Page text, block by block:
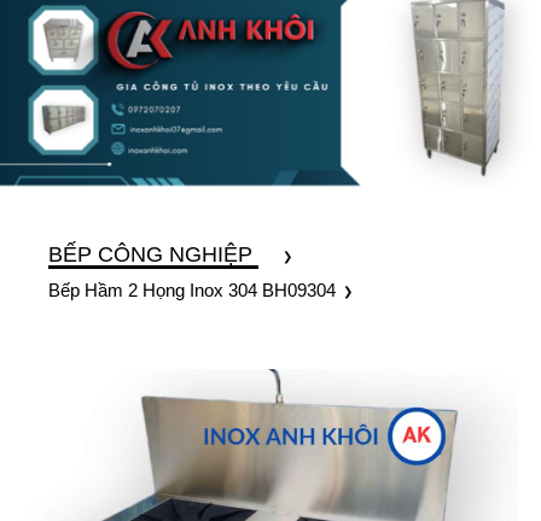
BẾP CÔNG NGHIỆP
Bếp Hầm 2 Họng Inox 304 BH09304